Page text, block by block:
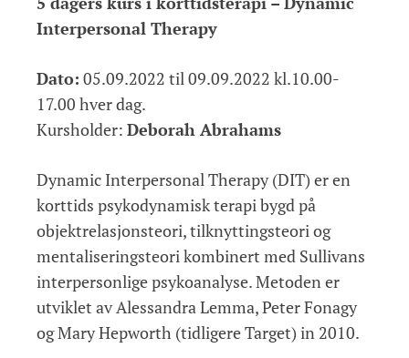
Interpersonal Therapy
Dato: 05.09.2022 til 09.09.2022 kl.10.00-
17.00 hver dag.
Kursholder: Deborah Abrahams
Dynamic Interpersonal Therapy (DIT) er en
korttids psykodynamisk terapi bygd på
objektrelasjonsteori, tilknyttingsteori og
mentaliseringsteori kombinert med Sullivans
interpersonlige psykoanalyse. Metoden er
utviklet av Alessandra Lemma, Peter Fonagy
og Mary Hepworth (tidligere Target) in 2010.